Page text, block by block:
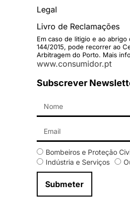
Legal
Livro de Reclamações
Em caso de litigio e ao abrigo
144/2015, pode recorrer ao
Arbitragem do Porto. Mais
www.consumidor.pt
Subscrever
Bombeiros e Proteção
Indústria e Serviços
Submeter